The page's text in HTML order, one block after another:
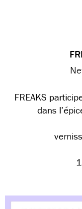
FREAKS
dans